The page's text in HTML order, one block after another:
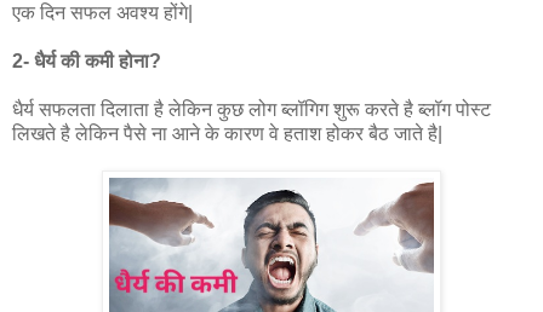
एक दिन सफल अवश्य होंगे|
2- धैर्य की कमी होना?
धैर्य सफलता दिलाता है लेकिन कुछ लोग ब्लॉगिग शुरू करते है ब्लॉग पोस्ट
लिखते है लेकिन पैसे ना आने के कारण वे हताश होकर बैठ जाते है|